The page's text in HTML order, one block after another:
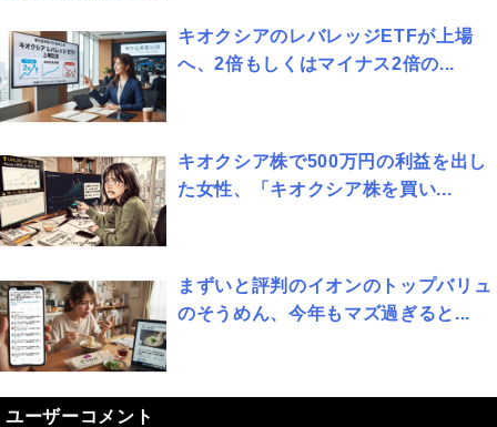
キオクシアのレバレッジETFが上場
へ、2倍もしくはマイナス2倍の...
キオクシア株で500万円の利益を出し
た女性、「キオクシア株を買い...
まずいと評判のイオンのトップバリュ
のそうめん、今年もマズ過ぎると...
ユーザーコメント